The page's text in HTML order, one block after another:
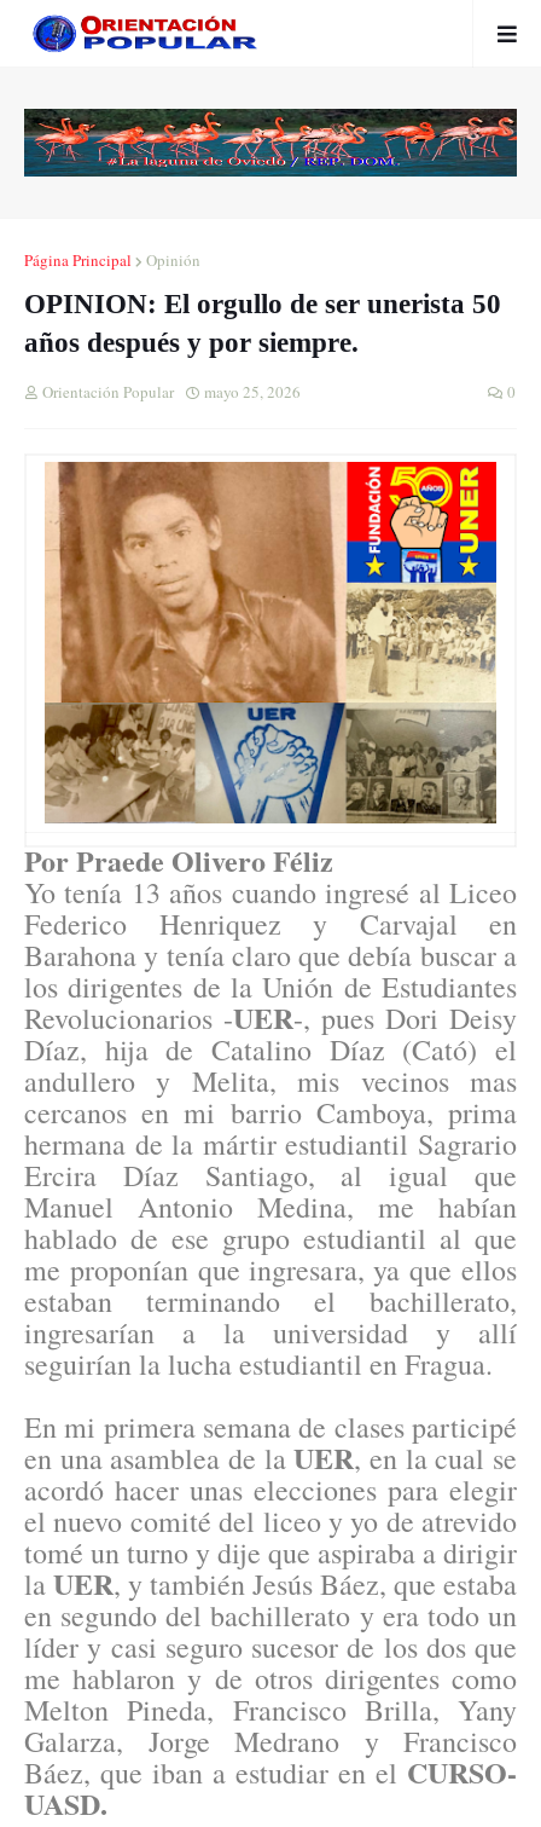
Página Principal Opinión
OPINION: El orgullo de ser unerista 50
años después y por siempre.
Orientación Popular mayo 25, 2026 0
Por Praede Olivero Féliz
Yo tenía 13 años cuando ingresé al Liceo
Federico Henriquez y Carvajal en
Barahona y tenía claro que debía buscar a
los dirigentes de la Unión de Estudiantes
Revolucionarios -UER-, pues Dori Deisy
Díaz, hija de Catalino Díaz (Cató) el
andullero y Melita, mis vecinos mas
cercanos en mi barrio Camboya, prima
hermana de la mártir estudiantil Sagrario
Ercira Díaz Santiago, al igual que
Manuel Antonio Medina, me habían
hablado de ese grupo estudiantil al que
me proponían que ingresara, ya que ellos
estaban terminando el bachillerato,
ingresarían a la universidad y allí
seguirían la lucha estudiantil en Fragua.
En mi primera semana de clases participé
en una asamblea de laUER, en la cual se
acordó hacer unas elecciones para elegir
el nuevo comité del liceo y yo de atrevido
tomé un turno y dije que aspiraba a dirigir
laUER, y también Jesús Báez, que estaba
en segundo del bachillerato y era todo un
líder y casi seguro sucesor de los dos que
me hablaron y de otros dirigentes como
Melton Pineda, Francisco Brilla, Yany
Galarza, Jorge Medrano y Francisco
Báez, que iban a estudiar en el CURSO-
UASD.